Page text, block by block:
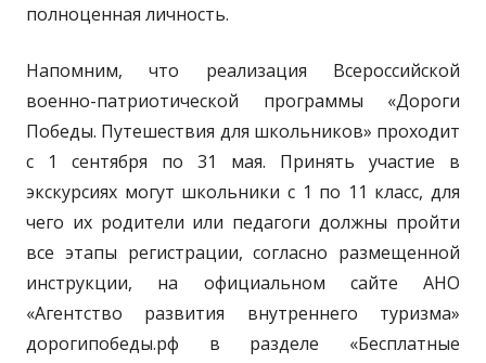
полноценная личность.
Напомним, что реализация Всероссийской
военно-патриотической программы «Дороги
Победы. Путешествия для школьников» проходит
с 1 сентября по 31 мая. Принять участие в
экскурсиях могут школьники с 1 по 11 класс, для
чего их родители или педагоги должны пройти
все этапы регистрации, согласно размещенной
инструкции, на официальном сайте АНО
«Агентство развития внутреннего туризма»
дорогипобеды.рф в разделе «Бесплатные